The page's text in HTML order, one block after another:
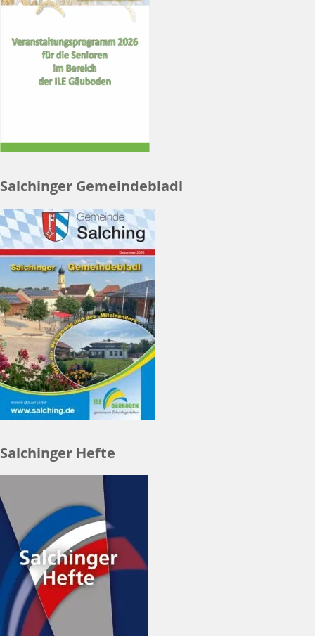
Salchinger Gemeindebladl
Salchinger Hefte